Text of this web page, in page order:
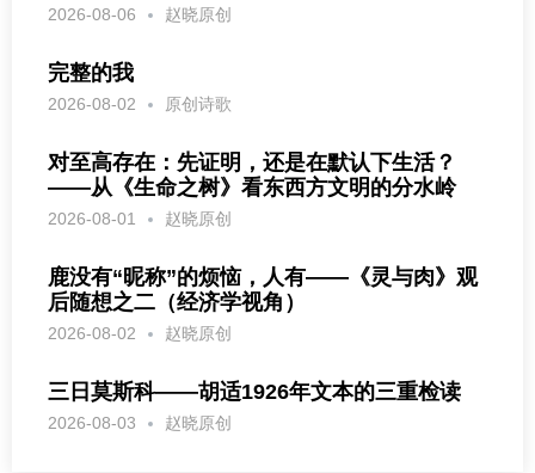
2026-08-06 赵晓原创
完整的我
2026-08-02 原创诗歌
对至高存在：先证明，还是在默认下生活？
——从《生命之树》看东西方文明的分水岭
2026-08-01 赵晓原创
鹿没有“昵称”的烦恼，人有——《灵与肉》观
后随想之二（经济学视角）
2026-08-02 赵晓原创
三日莫斯科——胡适1926年文本的三重检读
2026-08-03 赵晓原创